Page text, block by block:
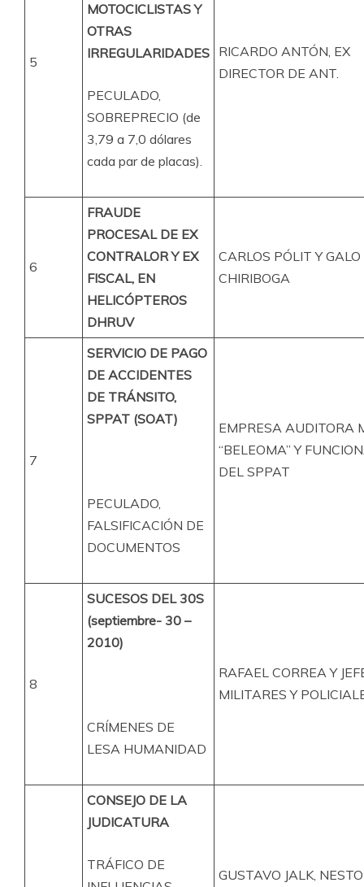
5
MOTOCICLISTAS Y
OTRAS
IRREGULARIDADES
PECULADO,
SOBREPRECIO (de
3,79 a 7,0 dólares
cada par de placas).
RICARDO ANTÓN, EX
DIRECTOR DE ANT.
6
FRAUDE
PROCESAL DE EX
CONTRALOR Y EX
FISCAL, EN
HELICÓPTEROS
DHRUV
CARLOS PÓLIT Y GALO
CHIRIBOGA
7
SERVICIO DE PAGO
DE ACCIDENTES
DE TRÁNSITO,
SPPAT (SOAT)
PECULADO,
FALSIFICACIÓN DE
DOCUMENTOS
EMPRESA AUDITORA
“BELEOMA” Y
DEL SPPAT
8
SUCESOS DEL 30S
(septiembre- 30 –
2010)
CRÍMENES DE
LESA HUMANIDAD
RAFAEL CORREA Y
MILITARES Y
CONSEJO DE LA
JUDICATURA
TRÁFICO DE
GUSTAVO JALK,